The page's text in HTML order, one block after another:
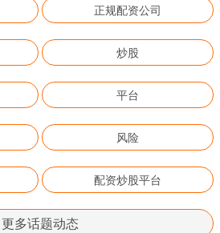
正规配资公司
炒股
平台
风险
配资炒股平台
更多话题动态